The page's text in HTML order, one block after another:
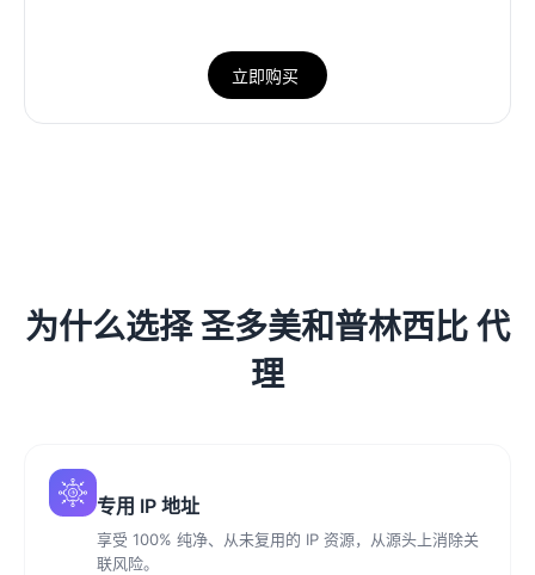
立即购买
为什么选择 圣多美和普林西比 代
理
专用 IP 地址
享受 100% 纯净、从未复用的 IP 资源，从源头上消除关
联风险。